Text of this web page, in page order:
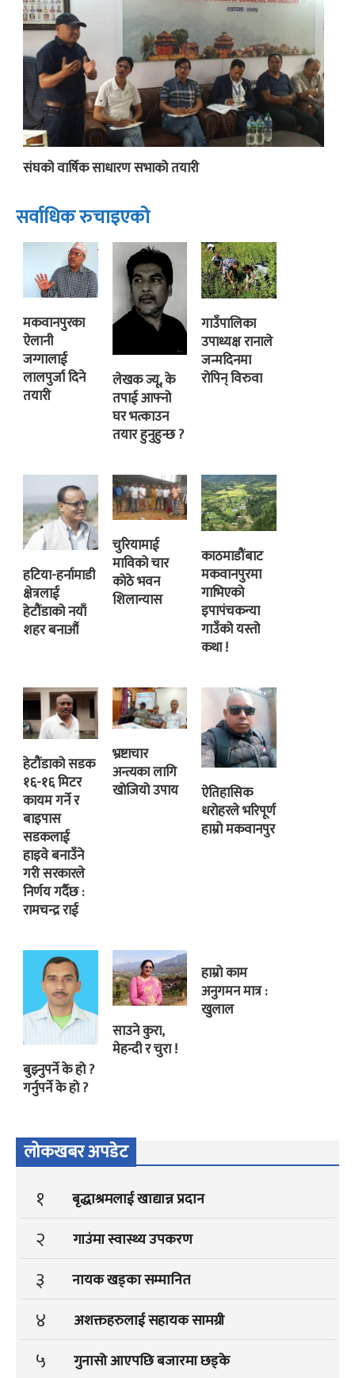
संघको वार्षिक साधारण सभाको तयारी
सर्वाधिक रुचाइएको
मकवानपुरका
ऐलानी
जग्गालाई
लालपुर्जा दिने
तयारी
लेखक ज्यू, के
तपाई आफ्नो
घर भत्काउन
तयार हुनुहुन्छ ?
गाउँपालिका
उपाध्यक्ष रानाले
जन्मदिनमा
रोपिन् विरुवा
हटिया-हर्नामाडी
क्षेत्रलाई
हेटौंडाको नयाँ
शहर बनाऔं
चुरियामाई
माविको चार
कोठे भवन
शिलान्यास
काठमाडौंबाट
मकवानपुरमा
गाभिएको
इपापंचकन्या
गाउँको यस्तो
कथा !
हेटौंडाको सडक
१६-१६ मिटर
कायम गर्ने र
बाइपास
सडकलाई
हाइवे बनाउँने
गरी सरकारले
निर्णय गर्दैछ :
रामचन्द्र राई
भ्रष्टाचार
अन्त्यका लागि
खोजियो उपाय
ऐतिहासिक
धरोहरले भरिपूर्ण
हाम्रो मकवानपुर
बुझ्नुपर्ने के हो ?
गर्नुपर्ने के हो ?
साउने कुरा,
मेहन्दी र चुरा !
हाम्रो काम
अनुगमन मात्र :
खुलाल
लोकखबर अपडेट
१ बृद्धाश्रमलाई खाद्यान्न प्रदान
२ गाउंमा स्वास्थ्य उपकरण
३ नायक खड्का सम्मानित
४ अशक्तहरुलाई सहायक सामग्री
५ गुनासो आएपछि बजारमा छड्के